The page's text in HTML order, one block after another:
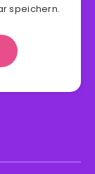
speichern.